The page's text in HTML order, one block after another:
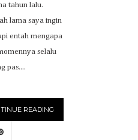
tahun lalu.
lama saya ingin
entah mengapa
selalu
pas....
READING